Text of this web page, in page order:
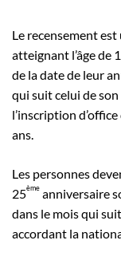
Le recensement
atteignant l’âge de
de la date de leur
qui suit celui de
l’inscription
ans.
Les personnes
25ème anniversaire
dans le mois qui
accordant la